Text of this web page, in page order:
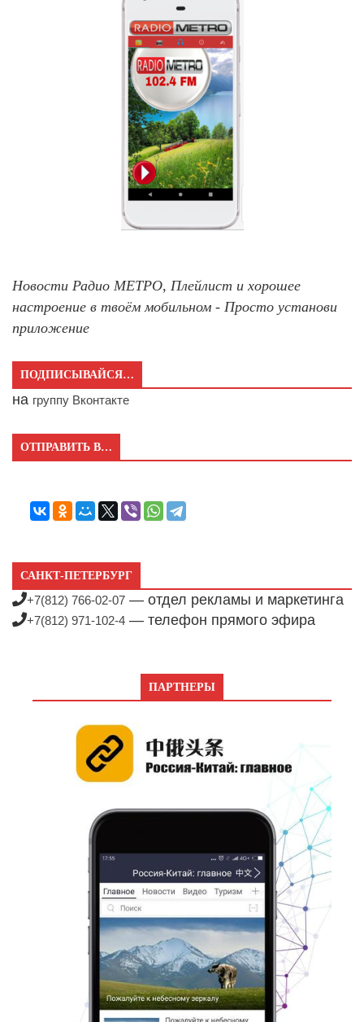
Новости Радио МЕТРО, Плейлист и хорошее
настроение в твоём мобильном - Просто установи
приложение
ПОДПИСЫВАЙСЯ…
на группу Вконтакте
ОТПРАВИТЬ В…
САНКТ-ПЕТЕРБУРГ
+7(812) 766-02-07 — отдел рекламы и маркетинга
+7(812) 971-102-4 — телефон прямого эфира
ПАРТНЕРЫ